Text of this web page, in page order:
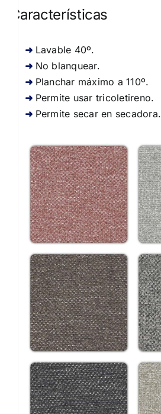
Características
Lavable 40º.
No blanquear.
Planchar máximo a 110º.
Permite usar tricoletireno.
Permite secar en secadora.